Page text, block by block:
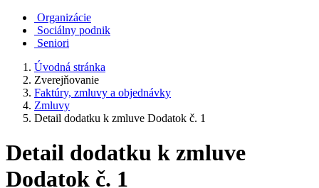
Organizácie
Sociálny podnik
Seniori
Úvodná stránka
Zverejňovanie
Faktúry, zmluvy a objednávky
Zmluvy
Detail dodatku k zmluve Dodatok č. 1
Detail dodatku k zmluve
Dodatok č. 1